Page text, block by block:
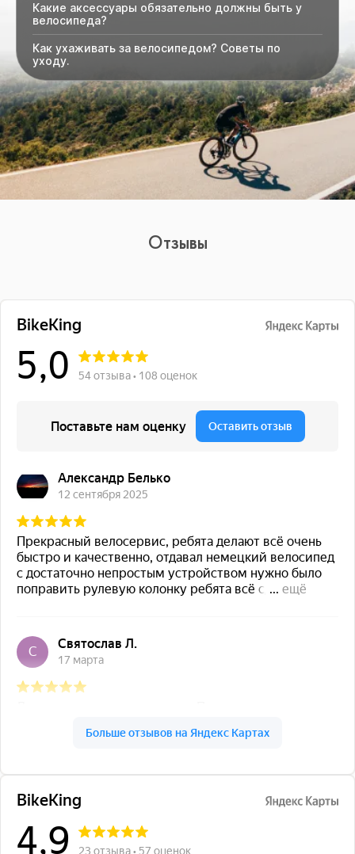
Какие аксессуары обязательно должны быть у
велосипеда?
Как ухаживать за велосипедом? Советы по
уходу.
Отзывы